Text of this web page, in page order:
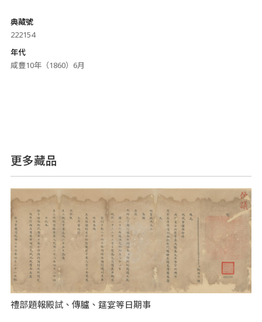
典藏號
222154
年代
咸豐10年（1860）6月
更多藏品
禮部題報殿試、傳臚、筵宴等日期事